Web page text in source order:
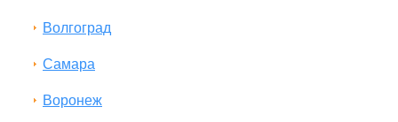
Волгоград
Самара
Воронеж